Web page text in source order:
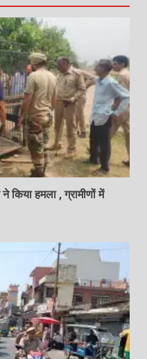
किया हमला , ग्रामीणों में